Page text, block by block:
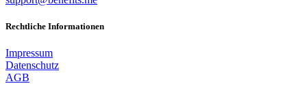
Rechtliche Informationen
Impressum
Datenschutz
AGB